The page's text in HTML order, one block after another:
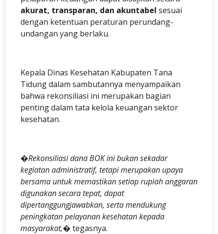
akurat, transparan, dan akuntabel sesuai
dengan ketentuan peraturan perundang-
undangan yang berlaku.
Kepala Dinas Kesehatan Kabupaten Tana
Tidung dalam sambutannya menyampaikan
bahwa rekonsiliasi ini merupakan bagian
penting dalam tata kelola keuangan sektor
kesehatan.
�Rekonsiliasi dana BOK ini bukan sekadar
kegiatan administratif, tetapi merupakan upaya
bersama untuk memastikan setiap rupiah anggaran
digunakan secara tepat, dapat
dipertanggungjawabkan, serta mendukung
peningkatan pelayanan kesehatan kepada
masyarakat,� tegasnya.